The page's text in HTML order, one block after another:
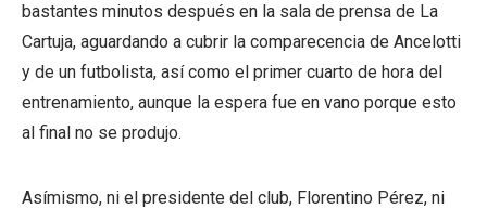
bastantes minutos después en la sala de prensa de La
Cartuja, aguardando a cubrir la comparecencia de Ancelotti
y de un futbolista, así como el primer cuarto de hora del
entrenamiento, aunque la espera fue en vano porque esto
al final no se produjo.
Asímismo, ni el presidente del club, Florentino Pérez, ni